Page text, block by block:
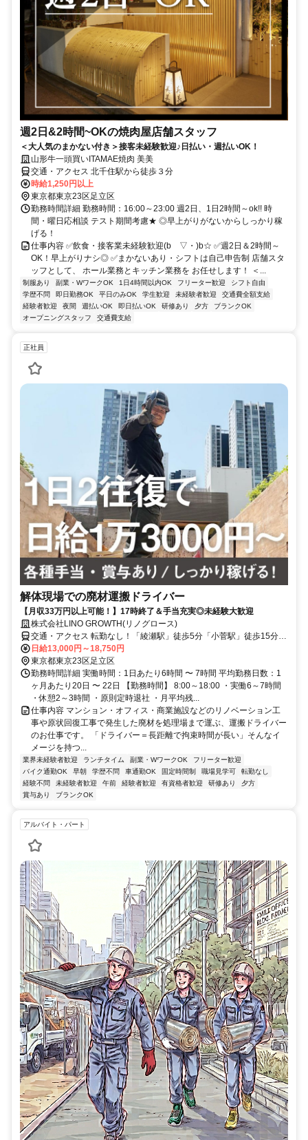
週2日&2時間~OKの焼肉屋店舗スタッフ
＜大人気のまかない付き＞接客未経験歓迎♪日払い・週払いOK！
山形牛一頭買いITAMAE焼肉 美美
交通・アクセス 北千住駅から徒歩３分
時給1,250円以上
東京都東京23区足立区
勤務時間詳細 勤務時間：16:00～23:00 週2日、1日2時間～ok!! 時
間・曜日応相談 テスト期間考慮★ ◎早上がりがないからしっかり稼
げる！
仕事内容 ✅飲食・接客業未経験歓迎(bゝ▽・)b☆ ✅週2日＆2時間～
OK！早上がりナシ◎ ✅まかないあり・シフトは自己申告制 店舗スタ
ッフとして、 ホール業務とキッチン業務を お任せします！ ＜...
制服あり 副業・WワークOK 1日4時間以内OK フリーター歓迎
シフト自由
学歴不問
即日勤務OK 平日のみOK 学生歓迎 未経験者歓迎
交通費全額支給
経験者歓迎
夜間 週払いOK 即日払いOK 研修あり 夕方
ブランクOK
オープニングスタッフ
交通費支給
正社員
解体現場での廃材運搬ドライバー
【月収33万円以上可能！】17時終了＆手当充実◎未経験大歓迎
株式会社LINO GROWTH(リノグロース)
交通・アクセス 転勤なし！「綾瀬駅」徒歩5分「小菅駅」徒歩15分
（車･バイク通勤OK）
日給13,000円～18,750円
東京都東京23区足立区
勤務時間詳細 実働時間：1日あたり6時間 〜 7時間 平均勤務日数：1
ヶ月あたり20日 〜 22日 【勤務時間】 8:00～18:00 ・実働6～7時間
・休憩2～3時間 ・原則定時退社 ・月平均残...
仕事内容 マンション・オフィス・商業施設などのリノベーション工
事や原状回復工事で発生した廃材を処理場まで運ぶ、運搬ドライバー
のお仕事です。 「ドライバー＝長距離で拘束時間が長い」そんなイ
メージを持つ...
業界未経験者歓迎 ランチタイム 副業・WワークOK
フリーター歓迎
バイク通勤OK
早朝 学歴不問 車通勤OK 固定時間制 職場見学可
転勤なし
経験不問
未経験者歓迎 午前 経験者歓迎 有資格者歓迎 研修あり
夕方
賞与あり
ブランクOK
アルバイト・パート